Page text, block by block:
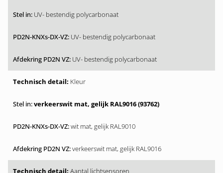
UV- bestendig polycarbonaat
UV- bestendig polycarbonaat
UV- bestendig polycarbonaat
Kleur
verkeerswit mat, gelijk RAL9016 (93762)
wit mat, gelijk RAL9010
verkeerswit mat, gelijk RAL9016
Aantal lichtsensoren